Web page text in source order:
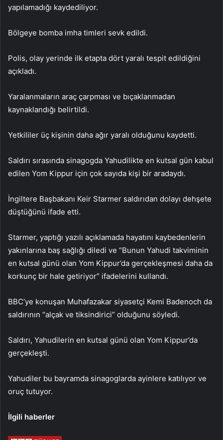
yapılamadığı kaydediliyor.
Bölgeye bomba imha timleri sevk edildi.
Polis, olay yerinde ilk etapta dört yaralı tespit edildiğini
açıkladı.
Yaralanmaların araç çarpması ve bıçaklanmadan
kaynaklandığı belirtildi.
Yetkililer üç kişinin daha ağır yaralı olduğunu kaydetti.
Saldırı sırasında sinagogda Yahudilikte en kutsal gün kabul
edilen Yom Kippur için çok sayıda kişi bir aradaydı.
İngiltere Başbakanı Keir Starmer saldırıdan dolayı dehşete
düştüğünü ifade etti.
Starmer, yaptığı yazılı açıklamada hayatını kaybedenlerin
yakınlarına baş sağlığı diledi ve “Bunun Yahudi takviminin
en kutsal günü olan Yom Kippur’da gerçekleşmesi daha da
korkunç bir hale getiriyor” ifadelerini kullandı.
BBC’ye konuşan Muhafazakar siyasetçi Kemi Badenoch da
saldırının “alçak ve tiksindirici” olduğunu söyledi.
Saldırı, Yahudilerin en kutsal günü olan Yom Kippur’da
gerçekleşti.
Yahudiler bu bayramda sinagoglarda ayinlere katılıyor ve
oruç tutuyor.
İlgili haberler